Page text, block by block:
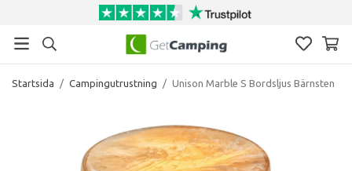
Startsida / Campingutrustning / Unison Marble S Bordsljus Bärnsten